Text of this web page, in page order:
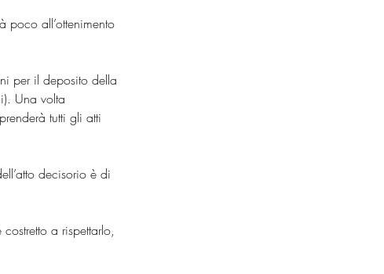
poco all’ottenimento
per il deposito della
Una volta
tutti gli atti
decisorio è di
a rispettarlo,